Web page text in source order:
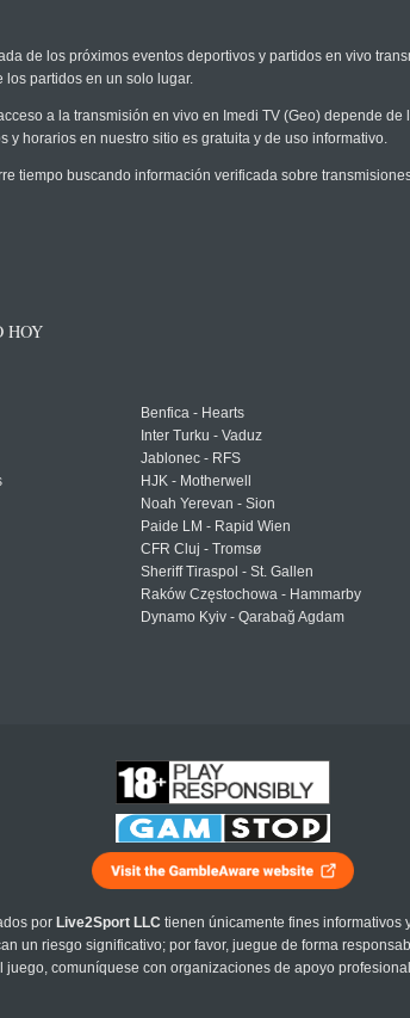
de los próximos eventos deportivos y partidos en vivo
partidos en un solo lugar.
a la transmisión en vivo en Imedi TV (Geo) depende de
horarios en nuestro sitio es gratuita y de uso informativo.
tiempo buscando información verificada sobre
HOY
Benfica - Hearts
Inter Turku - Vaduz
Jablonec - RFS
HJK - Motherwell
Noah Yerevan - Sion
Paide LM - Rapid Wien
CFR Cluj - Tromsø
Sheriff Tiraspol - St. Gallen
Raków Częstochowa - Hammarby
Dynamo Kyiv - Qarabağ Agdam
por Live2Sport LLC tienen únicamente fines informativos
un riesgo significativo; por favor, juegue de forma
comuníquese con organizaciones de apoyo